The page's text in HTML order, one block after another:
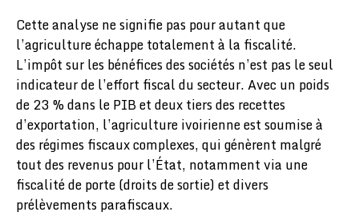
Cette analyse ne signifie pas pour autant que
l’agriculture échappe totalement à la fiscalité.
L’impôt sur les bénéfices des sociétés n’est pas le seul
indicateur de l’effort fiscal du secteur. Avec un poids
de 23 % dans le PIB et deux tiers des recettes
d’exportation, l’agriculture ivoirienne est soumise à
des régimes fiscaux complexes, qui génèrent malgré
tout des revenus pour l’État, notamment via une
fiscalité de porte (droits de sortie) et divers
prélèvements parafiscaux.